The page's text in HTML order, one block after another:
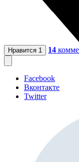
Нравится 1 14
Facebook
Вконтакте
Twitter